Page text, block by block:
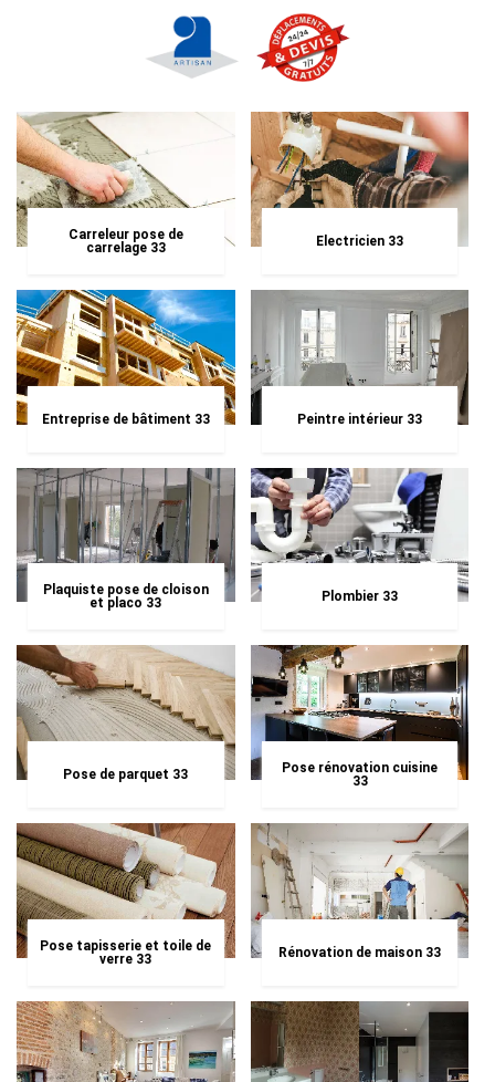
Carreleur pose de
carrelage 33
Electricien 33
Entreprise de bâtiment 33 Peintre intérieur 33
Plaquiste pose de cloison
et placo 33
Plombier 33
Pose de parquet 33
Pose rénovation cuisine
33
Pose tapisserie et toile de
verre 33
Rénovation de maison 33